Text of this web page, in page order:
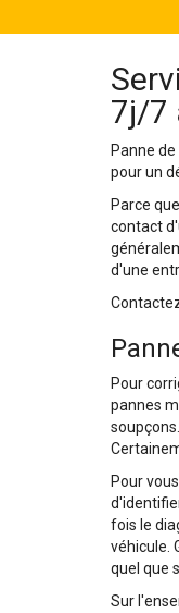
7j/7
Panne
pour un
Parce
contact
d'une
Pour
pannes
Pour
fois le
véhicule.
quel que
Sur